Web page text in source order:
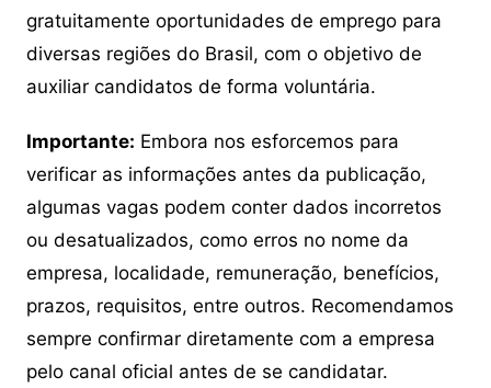
gratuitamente oportunidades de emprego para
diversas regiões do Brasil, com o objetivo de
auxiliar candidatos de forma voluntária.
Importante: Embora nos esforcemos para
verificar as informações antes da publicação,
algumas vagas podem conter dados incorretos
ou desatualizados, como erros no nome da
empresa, localidade, remuneração, benefícios,
prazos, requisitos, entre outros. Recomendamos
sempre confirmar diretamente com a empresa
pelo canal oficial antes de se candidatar.